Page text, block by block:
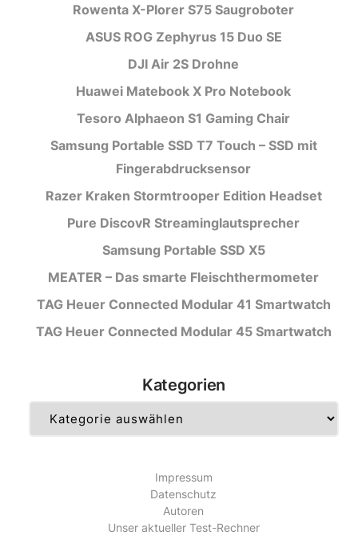
Rowenta X-Plorer S75 Saugroboter
ASUS ROG Zephyrus 15 Duo SE
DJI Air 2S Drohne
Huawei Matebook X Pro Notebook
Tesoro Alphaeon S1 Gaming Chair
Samsung Portable SSD T7 Touch – SSD mit
Fingerabdrucksensor
Razer Kraken Stormtrooper Edition Headset
Pure DiscovR Streaminglautsprecher
Samsung Portable SSD X5
MEATER – Das smarte Fleischthermometer
TAG Heuer Connected Modular 41 Smartwatch
TAG Heuer Connected Modular 45 Smartwatch
Kategorien
Impressum
Datenschutz
Autoren
Unser aktueller Test-Rechner